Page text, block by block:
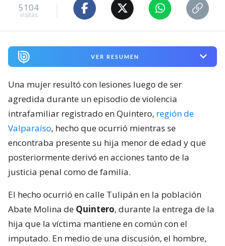
5104
visitas
VER RESUMEN
Una mujer resultó con lesiones luego de ser
agredida durante un episodio de violencia
intrafamiliar registrado en Quintero, región de
Valparaíso, hecho que ocurrió mientras se
encontraba presente su hija menor de edad y que
posteriormente derivó en acciones tanto de la
justicia penal como de familia.
El hecho ocurrió en calle Tulipán en la población
Abate Molina de Quintero, durante la entrega de la
hija que la víctima mantiene en común con el
imputado. En medio de una discusión, el hombre,